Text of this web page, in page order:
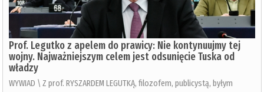
Prof. Legutko z apelem do prawicy: Nie kontynuujmy tej
wojny. Najważniejszym celem jest odsunięcie Tuska od
władzy
WYWIAD \ Z prof. RYSZARDEM LEGUTKĄ, filozofem, publicystą, byłym